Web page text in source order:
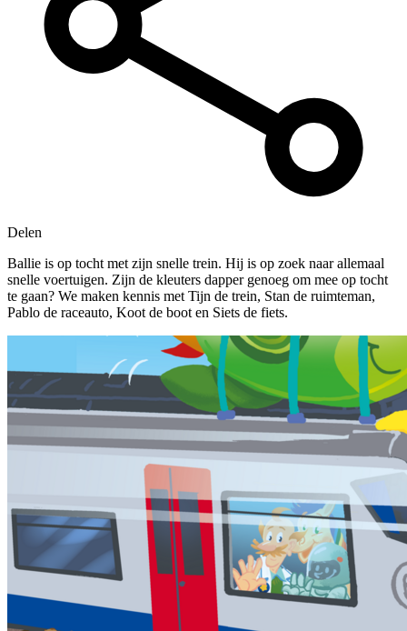
Delen
Ballie is op tocht met zijn snelle trein. Hij is op zoek naar allemaal
snelle voertuigen. Zijn de kleuters dapper genoeg om mee op tocht
te gaan? We maken kennis met Tijn de trein, Stan de ruimteman,
Pablo de raceauto, Koot de boot en Siets de fiets.